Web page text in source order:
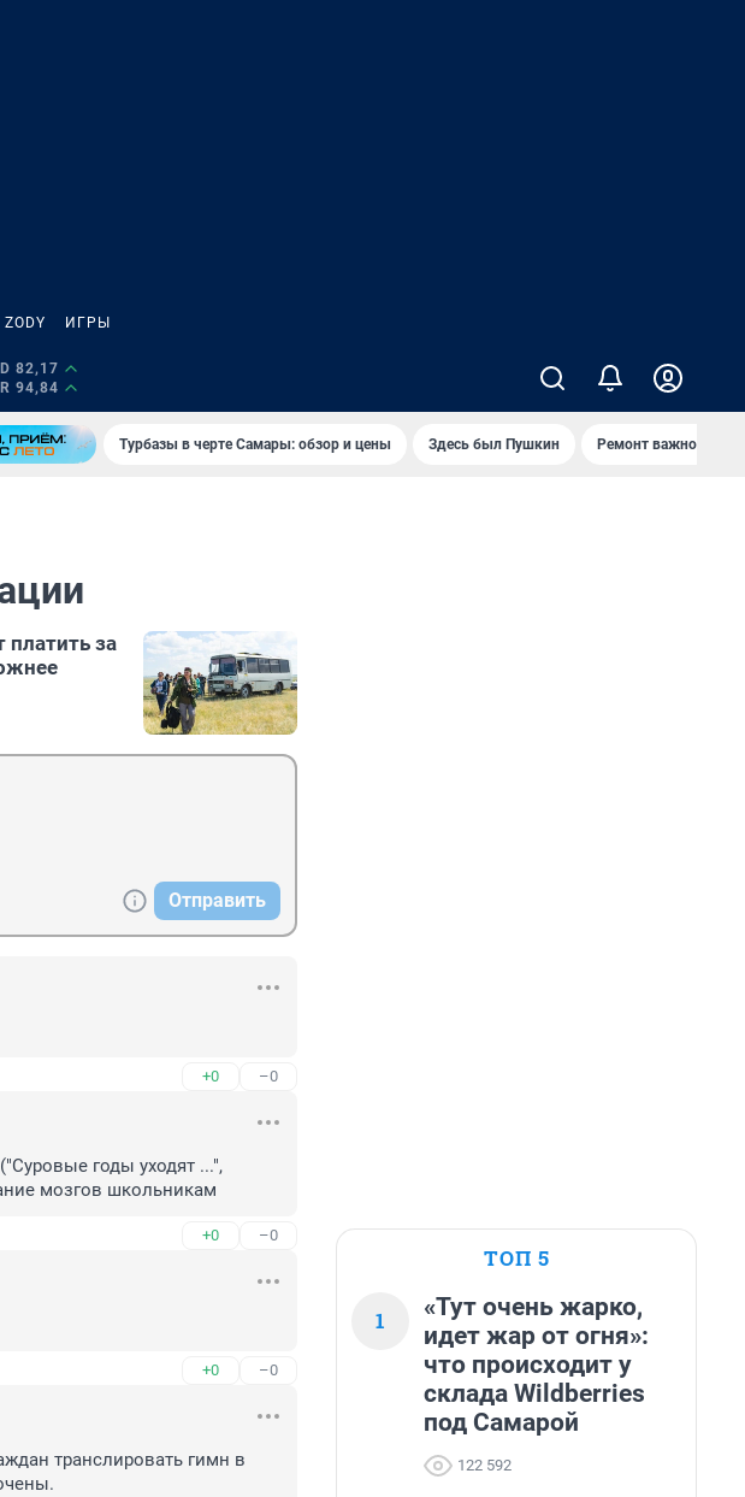
ZODY ИГРЫ
82,17
94,84
Турбазы в черте Самары: обзор и цены Здесь был Пушкин Ремонт важного
платить за
Отправить
+0 –0
годы уходят ...",
мозгов школьникам
+0 –0
+0 –0
транслировать гимн в
ТОП 5
1
«Тут очень жарко,
идет жар от огня»:
что происходит у
склада Wildberries
под Самарой
122 592